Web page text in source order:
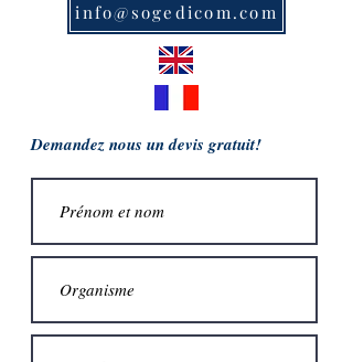
info@sogedicom.com
Demandez nous un devis gratuit!